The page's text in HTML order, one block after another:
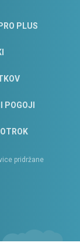
PRO PLUS
POGOJI
pridržane